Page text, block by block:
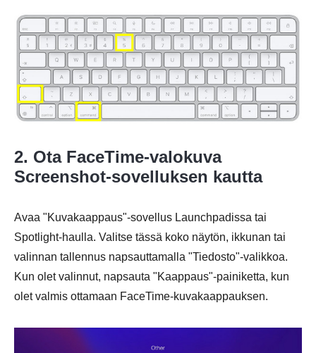
2. Ota FaceTime-valokuva
Screenshot-sovelluksen kautta
Avaa "Kuvakaappaus"-sovellus Launchpadissa tai
Spotlight-haulla. Valitse tässä koko näytön, ikkunan tai
valinnan tallennus napsauttamalla "Tiedosto"-valikkoa.
Kun olet valinnut, napsauta "Kaappaus"-painiketta, kun
olet valmis ottamaan FaceTime-kuvakaappauksen.